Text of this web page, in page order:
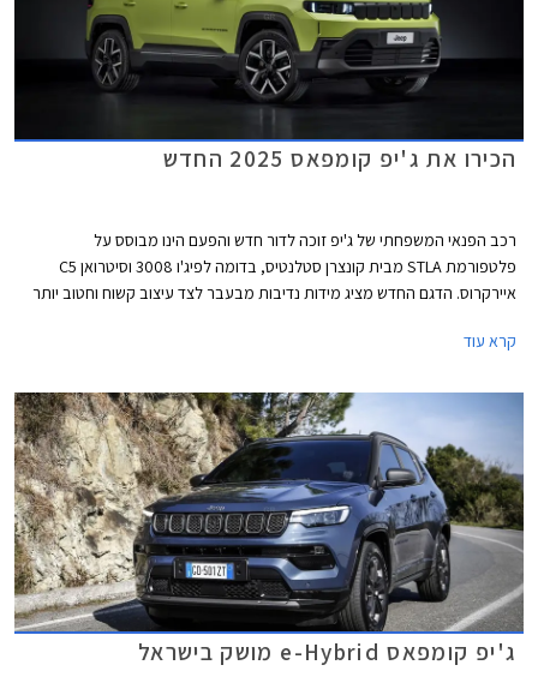
הכירו את ג'יפ קומפאס 2025 החדש
רכב הפנאי המשפחתי של ג'יפ זוכה לדור חדש והפעם הינו מבוסס על
פלטפורמת STLA מבית קונצרן סטלנטיס, בדומה לפיג'ו 3008 וסיטרואן C5
איירקרוס. הדגם החדש מציג מידות נדיבות מבעבר לצד עיצוב קשוח וחטוב יותר
החדש ישווק עם מנועי בנזין בשילוב מערכת מיילד-הייבריד, פלאג-אין הייבריד
חשמלית בהספק משולב של 375 כ"ס לטובת יכולות שטח עדיפות.
קרא עוד
ג'יפ קומפאס e-Hybrid מושק בישראל